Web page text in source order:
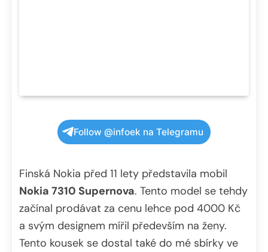
Follow @infoek na Telegramu
Finská Nokia před 11 lety představila mobil
Nokia 7310 Supernova. Tento model se tehdy
začínal prodávat za cenu lehce pod 4000 Kč
a svým designem mířil především na ženy.
Tento kousek se dostal také do mé sbírky ve